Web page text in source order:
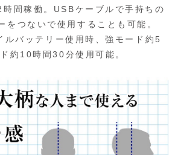
間稼働。USBケーブルで手持ちの
をつないで使用することも可能。
バッテリー使用時、強モード約5
約10時間30分使用可能。